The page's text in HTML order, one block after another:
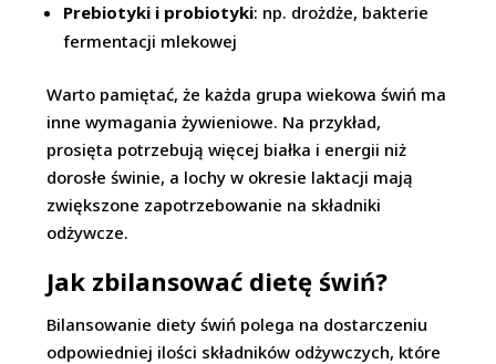
Prebiotyki i probiotyki: np. drożdże, bakterie
fermentacji mlekowej
Warto pamiętać, że każda grupa wiekowa świń ma
inne wymagania żywieniowe. Na przykład,
prosięta potrzebują więcej białka i energii niż
dorosłe świnie, a lochy w okresie laktacji mają
zwiększone zapotrzebowanie na składniki
odżywcze.
Jak zbilansować dietę świń?
Bilansowanie diety świń polega na dostarczeniu
odpowiedniej ilości składników odżywczych, które